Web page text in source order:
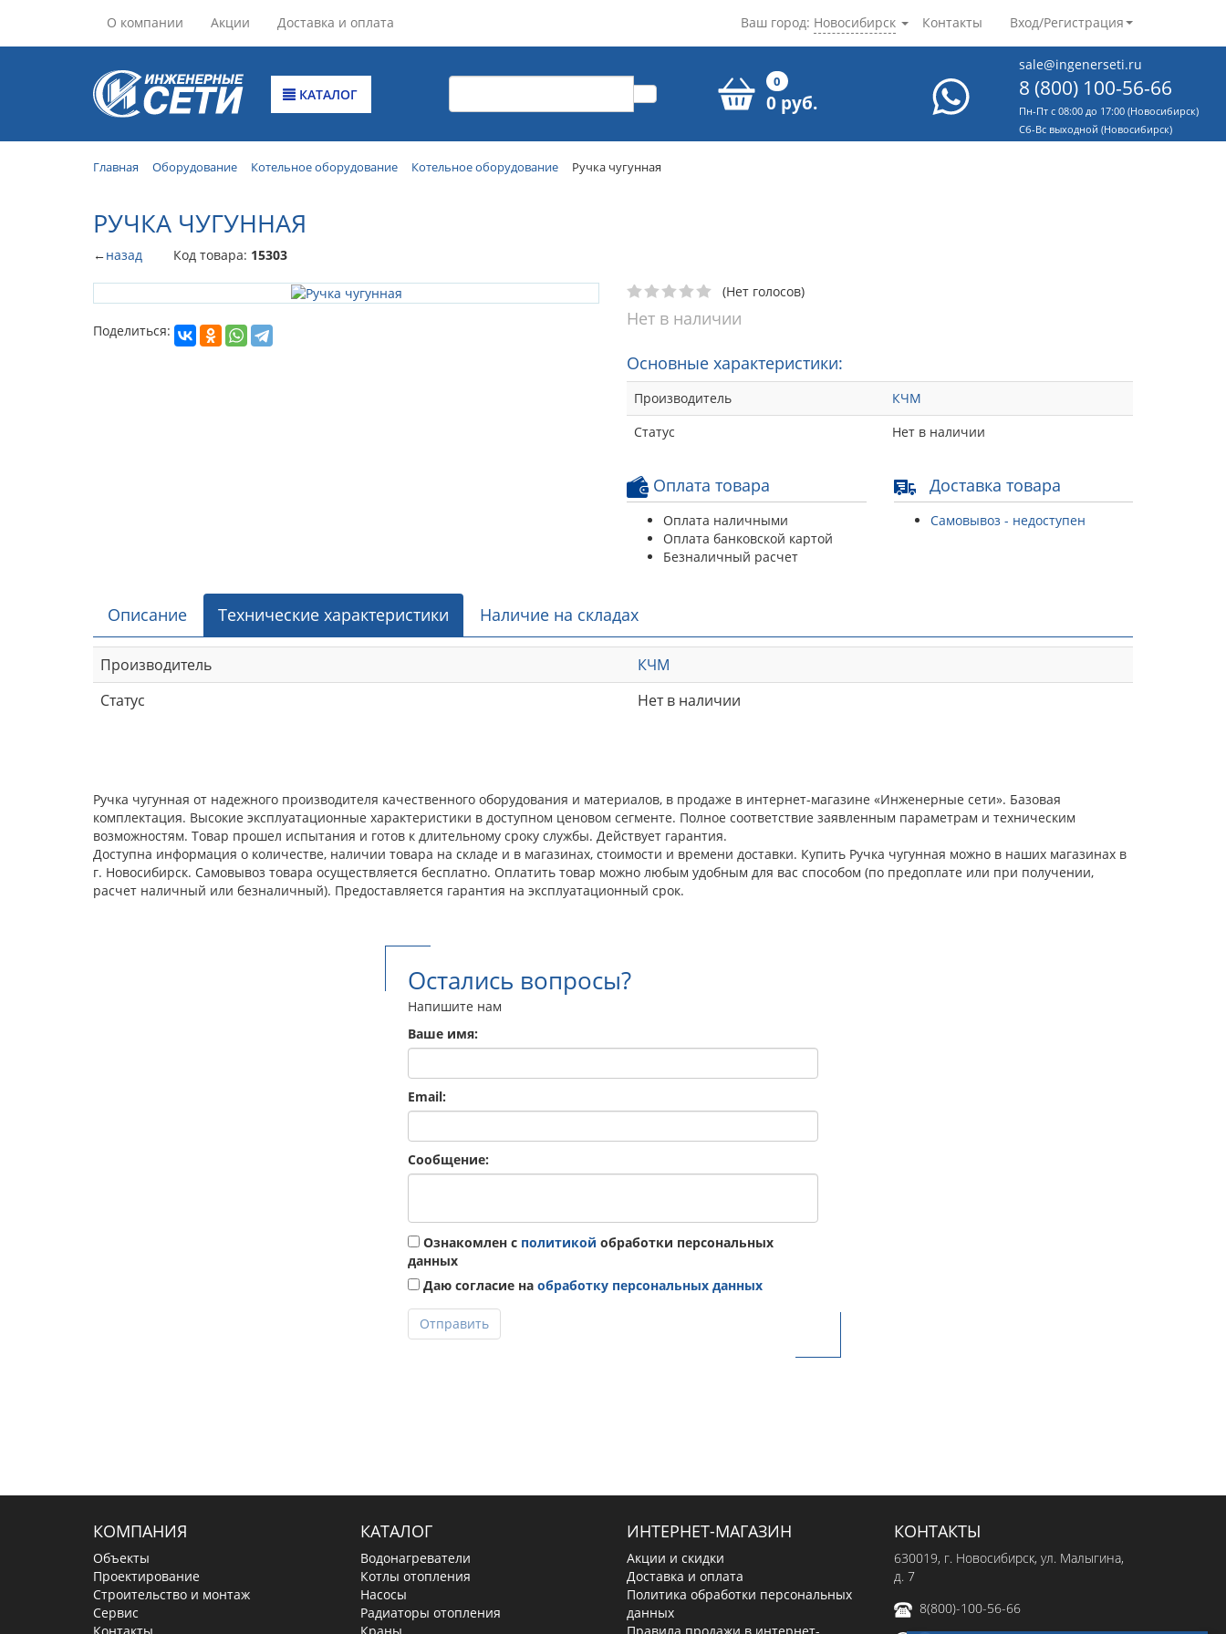
О компании Акции Доставка и оплата Контакты Вход/Регистрация
Ваш город: Новосибирск
КАТАЛОГ
0
0 руб.
sale@ingenerseti.ru
8 (800) 100-56-66
Пн-Пт с 08:00 до 17:00 (Новосибирск)
Cб-Вс выходной (Новосибирск)
Главная Оборудование Котельное оборудование Котельное оборудование Ручка чугунная
РУЧКА ЧУГУННАЯ
←назад Код товара: 15303
Поделиться:
(Нет голосов)
Нет в наличии
Основные характеристики:
Производитель
КЧМ
Статус
Нет в наличии
Оплата товара
Оплата наличными
Оплата банковской картой
Безналичный расчет
Доставка товара
Самовывоз - недоступен
Описание Технические характеристики Наличие на складах
Производитель
КЧМ
Статус
Нет в наличии
Ручка чугунная от надежного производителя качественного оборудования и материалов, в продаже в интернет-магазине «Инженерные сети». Базовая
комплектация. Высокие эксплуатационные характеристики в доступном ценовом сегменте. Полное соответствие заявленным параметрам и техническим
возможностям. Товар прошел испытания и готов к длительному сроку службы. Действует гарантия.
Доступна информация о количестве, наличии товара на складе и в магазинах, стоимости и времени доставки. Купить Ручка чугунная можно в наших магазинах в
г. Новосибирск. Самовывоз товара осуществляется бесплатно. Оплатить товар можно любым удобным для вас способом (по предоплате или при получении,
расчет наличный или безналичный). Предоставляется гарантия на эксплуатационный срок.
Остались вопросы?
Напишите нам
Ваше имя:
Email:
Сообщение:
Ознакомлен с политикой обработки персональных
данных
Даю согласие на обработку персональных данных
Отправить
КОМПАНИЯ
Объекты
Проектирование
Строительство и монтаж
Сервис
КАТАЛОГ
Водонагреватели
Котлы отопления
Насосы
Радиаторы отопления
ИНТЕРНЕТ-МАГАЗИН
Акции и скидки
Доставка и оплата
Политика обработки персональных
данных
КОНТАКТЫ
630019, г. Новосибирск, ул. Малыгина,
д. 7
8(800)-100-56-66